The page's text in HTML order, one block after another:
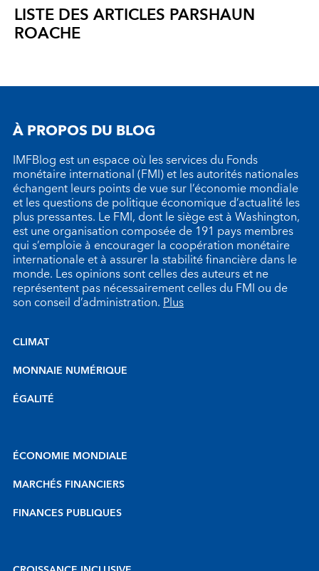
LISTE DES ARTICLES PARSHAUN
ROACHE
À PROPOS DU BLOG
IMFBlog est un espace où les services du Fonds
monétaire international (FMI) et les autorités nationales
échangent leurs points de vue sur l’économie mondiale
et les questions de politique économique d’actualité les
plus pressantes. Le FMI, dont le siège est à Washington,
est une organisation composée de 191 pays membres
qui s’emploie à encourager la coopération monétaire
internationale et à assurer la stabilité financière dans le
monde. Les opinions sont celles des auteurs et ne
représentent pas nécessairement celles du FMI ou de
son conseil d’administration.Plus
CLIMAT
MONNAIE NUMÉRIQUE
ÉGALITÉ
ÉCONOMIE MONDIALE
MARCHÉS FINANCIERS
FINANCES PUBLIQUES